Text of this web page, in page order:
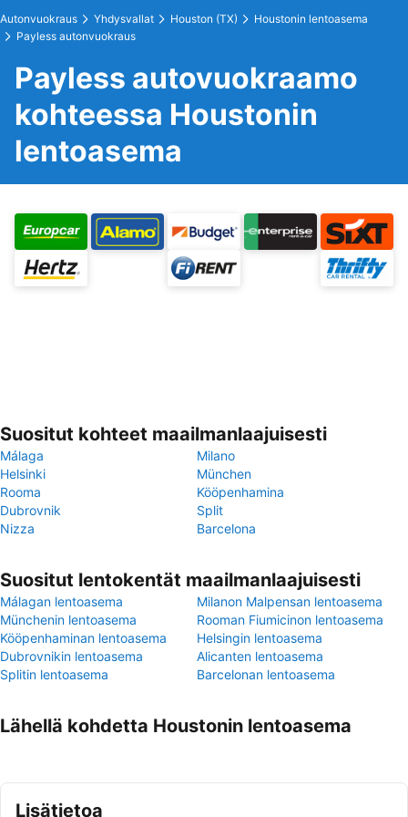
Autonvuokraus Yhdysvallat Houston (TX)
Houstonin lentoasema
Payless autonvuokraus
Payless autovuokraamo
kohteessa Houstonin
lentoasema
Suositut kohteet maailmanlaajuisesti
Málaga
Milano
Helsinki
München
Rooma
Kööpenhamina
Dubrovnik
Split
Nizza
Barcelona
Suositut lentokentät maailmanlaajuisesti
Málagan lentoasema
Milanon Malpensan lentoasema
Münchenin lentoasema
Rooman Fiumicinon lentoasema
Kööpenhaminan lentoasema
Helsingin lentoasema
Dubrovnikin lentoasema
Alicanten lentoasema
Splitin lentoasema
Barcelonan lentoasema
Lähellä kohdetta Houstonin lentoasema
Lisätietoa